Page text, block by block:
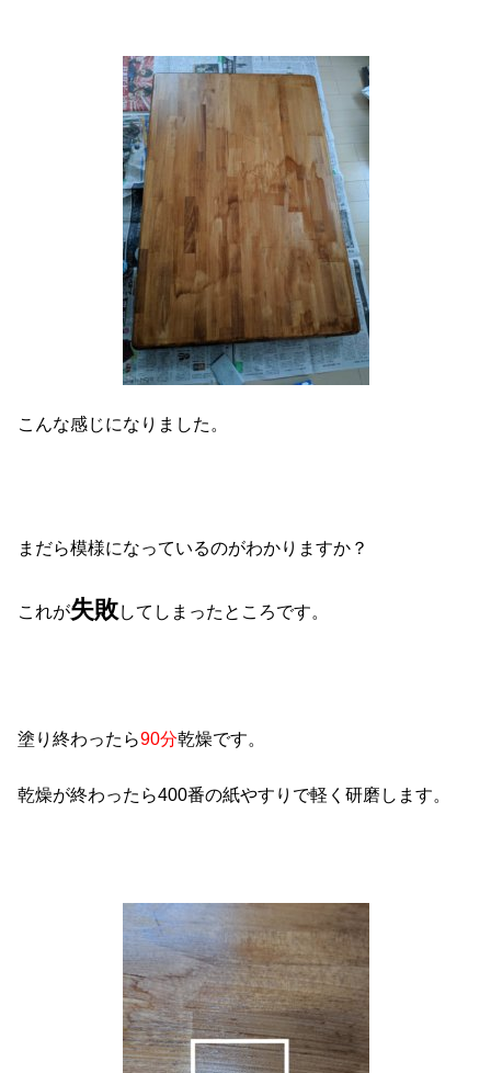
こんな感じになりました。
まだら模様になっているのがわかりますか？
これが失敗してしまったところです。
塗り終わったら90分乾燥です。
乾燥が終わったら400番の紙やすりで軽く研磨します。